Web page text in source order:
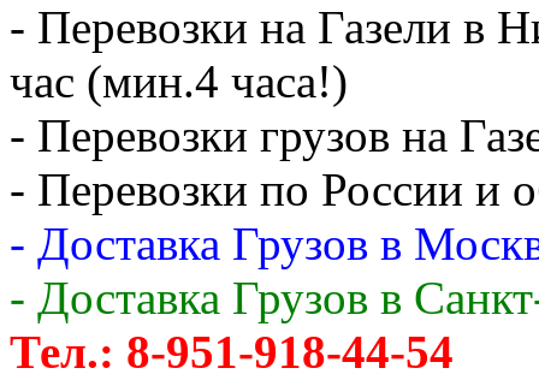
- Перевозки на Газели в
час (мин.4 часа!)
- Перевозки грузов на
- Перевозки по России и
- Доставка Грузов в
- Доставка Грузов в
Тел.: 8-951-918-44-54